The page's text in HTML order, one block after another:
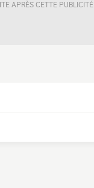
APRÈS CETTE PUBLICITÉ